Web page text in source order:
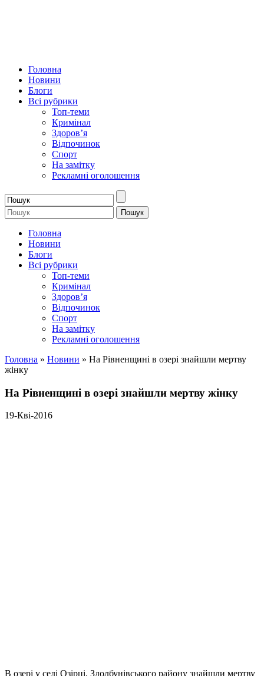
Головна
Новини
Блоги
Всі рубрики
Топ-теми
Кримінал
Здоров’я
Відпочинок
Спорт
На замітку
Рекламні оголошення
Головна
Новини
Блоги
Всі рубрики
Топ-теми
Кримінал
Здоров’я
Відпочинок
Спорт
На замітку
Рекламні оголошення
Головна » Новини » На Рівненщині в озері знайшли мертву
жінку
На Рівненщині в озері знайшли мертву жінку
19-Кві-2016
В озері у селі Озірці, Здолбунівського району знайшли мертву